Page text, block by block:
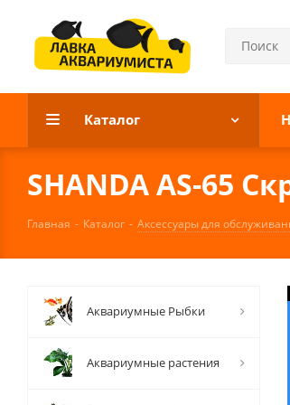
Каталог
SHANDA AS-65
Главная - Каталог - Аксессуары для
Аквариумные Рыбки
Аквариумные растения